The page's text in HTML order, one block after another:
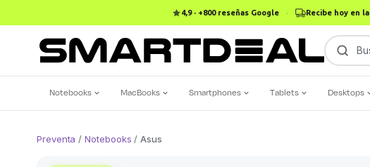
4,9 · +800 reseñas Google · Recibe hoy en la
Notebooks MacBooks Smartphones Tablets Desktops
Preventa /Notebooks /Asus